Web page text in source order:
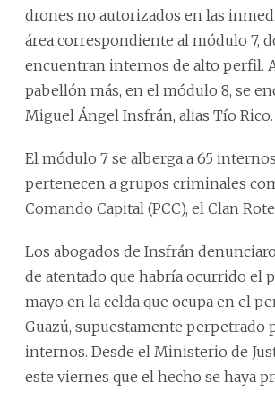
drones no autorizados en las
área correspondiente al módulo 7,
encuentran internos de alto perfil.
pabellón más, en el módulo 8, se
Miguel Ángel Insfrán, alias Tío Rico.
El módulo 7 se alberga a 65
pertenecen a grupos criminales
Comando Capital (PCC), el Clan
Los abogados de Insfrán
de atentado que habría ocurrido el
mayo en la celda que ocupa en el
Guazú, supuestamente perpetrado
internos. Desde el Ministerio de
este viernes que el hecho se haya